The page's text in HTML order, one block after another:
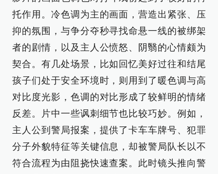
托作用。冷色调为主的画面，营造出紧张、压
抑的氛围，与争分夺秒寻找命悬一线的被绑架
者的剧情，以及主人公愤怒、阴翳的心情颇为
契合。有几处场景，比如回忆美好过往和结尾
孩子们处于安全环境时，则用到了暖色调与高
对比度光影，色调的对比形成了较鲜明的情绪
反差。片中一些讽刺细节也比较巧妙。例如，
主人公到警局报案，提供了卡车车牌号、犯罪
分子外貌特征等关键信息，却被警局队长以不
符合流程为由阻挠快速查案。此时镜头推向警